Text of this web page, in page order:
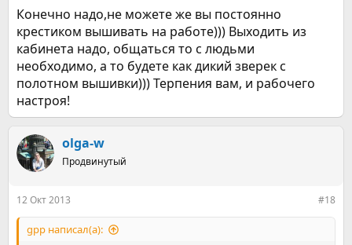
Конечно надо,не можете же вы постоянно
крестиком вышивать на работе))) Выходить из
кабинета надо, общаться то с людьми
необходимо, а то будете как дикий зверек с
полотном вышивки))) Терпения вам, и рабочего
настроя!
olga-w
Продвинутый
12 Окт 2013 #18
gpp написал(а):